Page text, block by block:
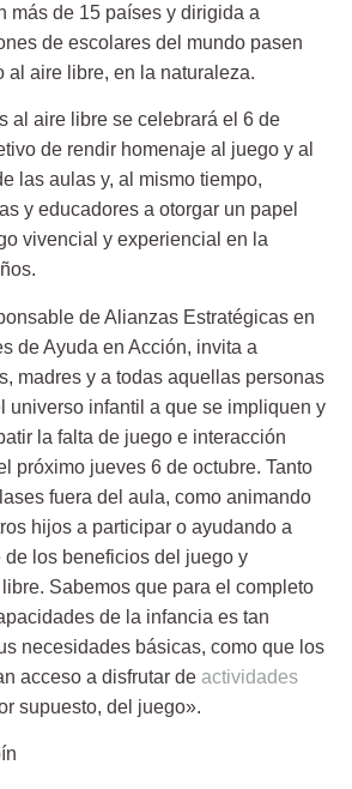
más de 15 países y dirigida a
de escolares del mundo pasen
al aire libre, en la naturaleza.
al aire libre se celebrará el 6 de
de rendir homenaje al juego y al
las aulas y, al mismo tiempo,
y educadores a otorgar un papel
vivencial y experiencial en la
de Alianzas Estratégicas en
de Ayuda en Acción, invita a
madres y a todas aquellas personas
universo infantil a que se impliquen y
la falta de juego e interacción
próximo jueves 6 de octubre. Tanto
fuera del aula, como animando
hijos a participar o ayudando a
los beneficios del juego y
Sabemos que para el completo
de la infancia es tan
necesidades básicas, como que los
acceso a disfrutar de actividades
supuesto, del juego».